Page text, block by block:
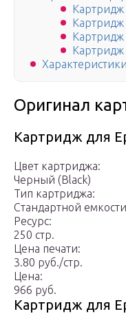
Картридж
Картридж
Картридж
Картридж
Характеристики
Оригинал
Картридж для
Цвет картриджа:
Черный (Black)
Тип картриджа:
Стандартной емкости
Ресурс:
250 стр.
Цена печати:
3.80 руб./стр.
Цена:
966 руб.
Картридж для